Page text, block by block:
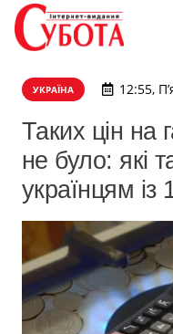
УКРАЇНА 12:55,
Таких цін на
не було: які
українцям із